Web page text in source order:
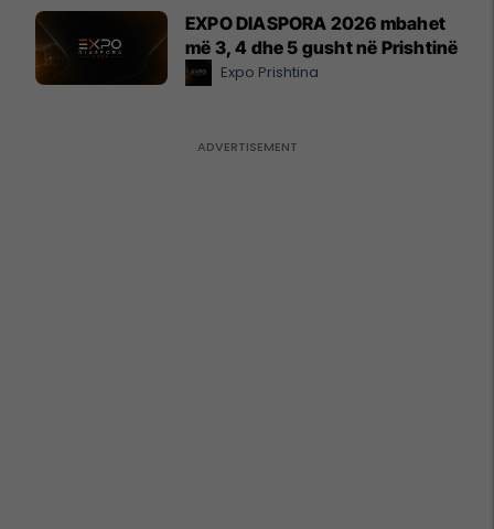
EXPO DIASPORA 2026 mbahet
më 3, 4 dhe 5 gusht në Prishtinë
Expo Prishtina